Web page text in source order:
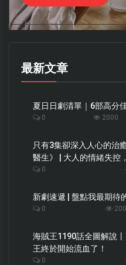
最新文章
夏日日劇清單｜6部高分
0 2000
只有3集卻深入人心的治
醫生》 | 大人的情緒失控
0
新劇速遞 | 盤點我最期待
0
海賊王1190話全圖解說
王終於開始流血了！
0